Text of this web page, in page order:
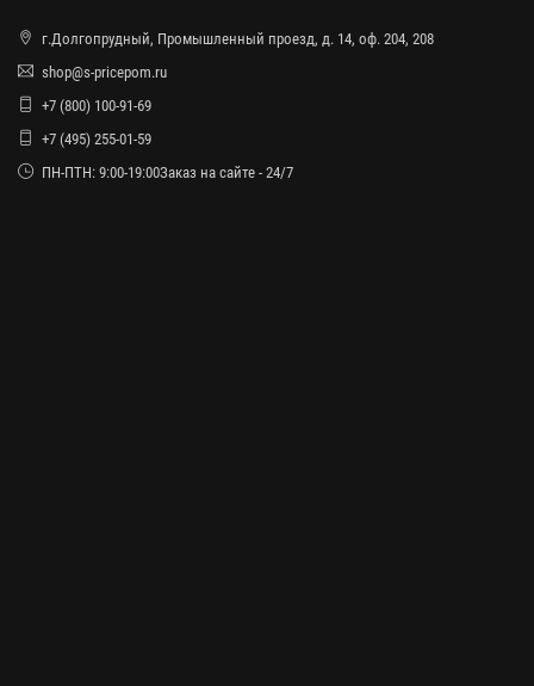
г.Долгопрудный, Промышленный проезд, д. 14, оф. 204, 208
shop@s-pricepom.ru
+7 (800) 100-91-69
+7 (495) 255-01-59
ПН-ПТН: 9:00-19:00Заказ на сайте - 24/7